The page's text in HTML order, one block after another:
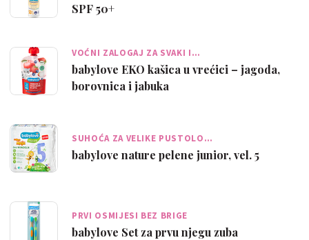
SPF 50+
VOĆNI ZALOGAJ ZA SVAKI I…
babylove EKO kašica u vrećici – jagoda,
borovnica i jabuka
SUHOĆA ZA VELIKE PUSTOLO…
babylove nature pelene junior, vel. 5
PRVI OSMIJESI BEZ BRIGE
babylove Set za prvu njegu zuba